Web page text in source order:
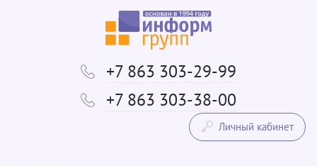
+7 863 303-29-99
+7 863 303-38-00
Личный кабинет